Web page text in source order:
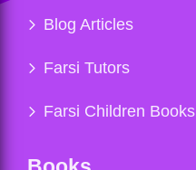
Blog Articles
Farsi Tutors
Farsi Children Books